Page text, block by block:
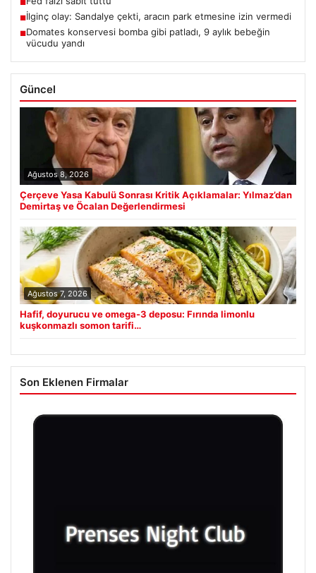
■
■İlginç olay: Sandalye çekti, aracın park etmesine izin vermedi
■Domates konservesi bomba gibi patladı, 9 aylık bebeğin
vücudu yandı
Güncel
Ağustos 8, 2026
Çerçeve Yasa Kabulü Sonrası Kritik Açıklamalar: Yılmaz’dan
Demirtaş ve Öcalan Değerlendirmesi
Ağustos 7, 2026
Hafif, doyurucu ve omega-3 deposu: Fırında limonlu
kuşkonmazlı somon tarifi…
Son Eklenen Firmalar